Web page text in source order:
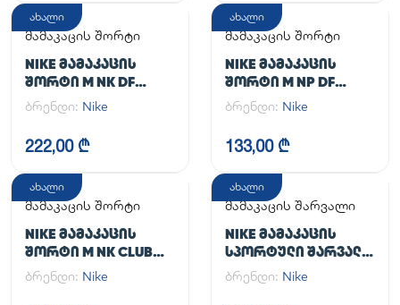
ახალი
მამაკაცის შორტი
NIKE ᲛᲐᲛᲐᲙᲐᲪᲘᲡ
ᲨᲝᲠᲢᲘ M NK DF
UNLIMITED WVN 7IN
2IN1
ბრენდი: Nike
222,00 ₾
ახალი
მამაკაცის შორტი
NIKE ᲛᲐᲛᲐᲙᲐᲪᲘᲡ
ᲨᲝᲠᲢᲘ M NP DF
LONG SHORT
ბრენდი: Nike
133,00 ₾
ახალი
მამაკაცის შორტი
NIKE ᲛᲐᲛᲐᲙᲐᲪᲘᲡ
ᲨᲝᲠᲢᲘ M NK CLUB
FLOW SHORT
ბრენდი: Nike
ახალი
მამაკაცის შარვალი
NIKE ᲛᲐᲛᲐᲙᲐᲪᲘᲡ
ᲡᲞᲝᲠᲢᲣᲚᲘ ᲨᲐᲠᲕᲐᲚᲘ
M NK DF UNLIMITED
PANT TPR
ბრენდი: Nike